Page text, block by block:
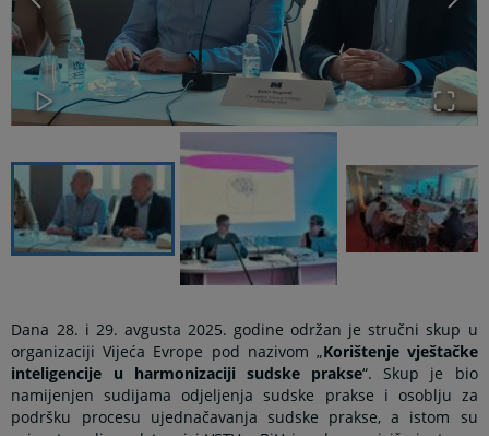
Dana 28. i 29. avgusta 2025. godine održan je stručni skup u
organizaciji Vijeća Evrope pod nazivom „Korištenje vještačke
inteligencije u harmonizaciji sudske prakse“. Skup je bio
namijenjen sudijama odjeljenja sudske prakse i osoblju za
podršku procesu ujednačavanja sudske prakse, a istom su